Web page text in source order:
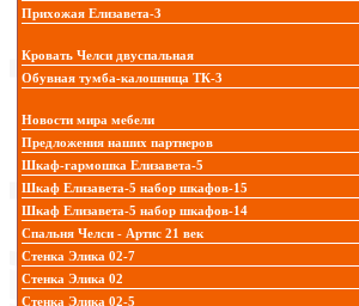
Прихожая Елизавета-3
Кровать Челси двуспальная
Обувная тумба-калошница ТК-3
Новости мира мебели
Предложения наших партнеров
Шкаф-гармошка Елизавета-5
Шкаф Елизавета-5 набор шкафов-15
Шкаф Елизавета-5 набор шкафов-14
Спальня Челси - Артис 21 век
Стенка Элика 02-7
Стенка Элика 02
Стенка Элика 02-5